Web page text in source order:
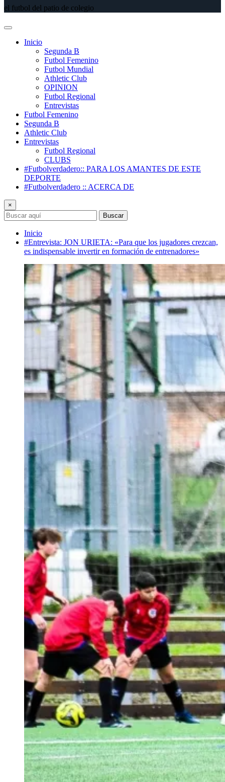
el futbol del patio de colegio
Inicio
Segunda B
Futbol Femenino
Futbol Mundial
Athletic Club
OPINION
Futbol Regional
Entrevistas
Futbol Femenino
Segunda B
Athletic Club
Entrevistas
Futbol Regional
CLUBS
#Futbolverdadero:: PARA LOS AMANTES DE ESTE
DEPORTE
#Futbolverdadero :: ACERCA DE
×
Buscar
Inicio
#Entrevista: JON URIETA: «Para que los jugadores crezcan,
es indispensable invertir en formación de entrenadores»